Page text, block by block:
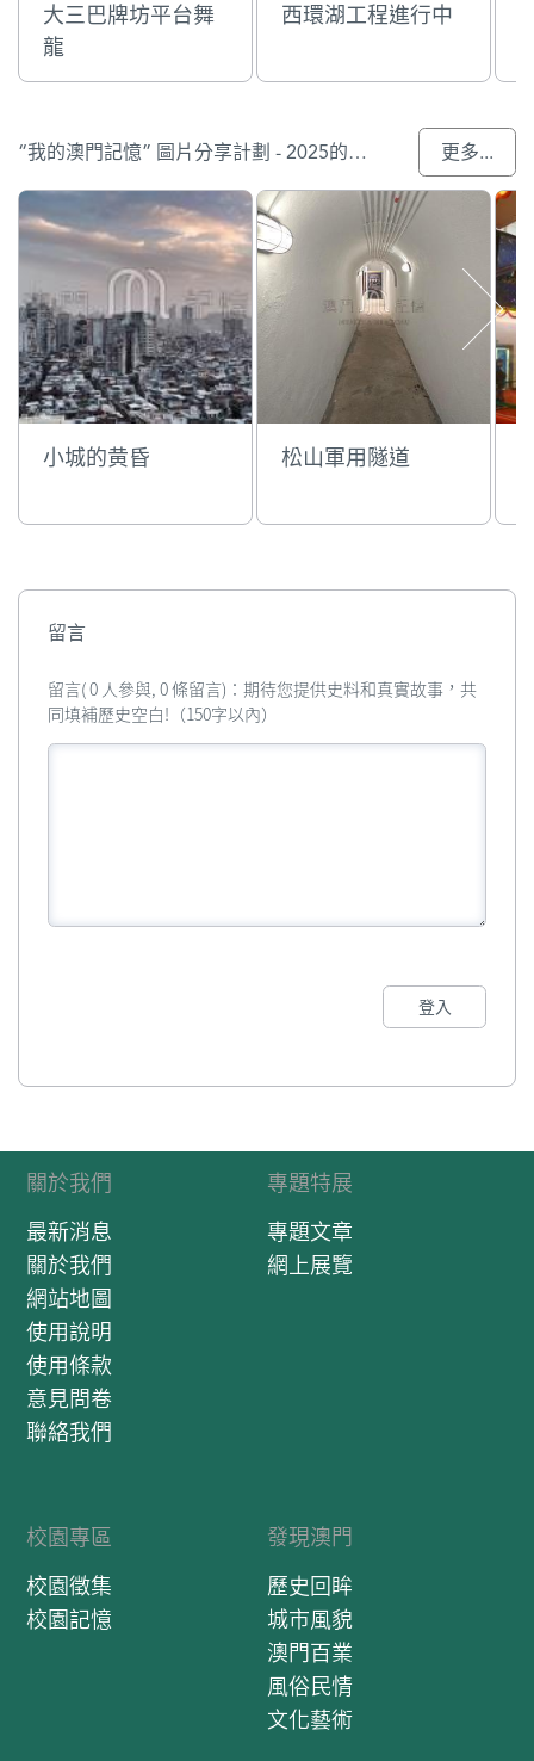
大三巴牌坊平台舞
龍
西環湖工程進行中
“我的澳門記憶” 圖片分享計劃 - 2025的參與作品 更多...
小城的黄昏 松山軍用隧道
留言
留言( 0 人參與, 0 條留言)：期待您提供史料和真實故事，共
同填補歷史空白!（150字以內）
登入
關於我們
最新消息
關於我們
網站地圖
使用說明
使用條款
意見問卷
聯絡我們
專題特展
專題文章
網上展覽
校園專區
校園徵集
校園記憶
發現澳門
歷史回眸
城市風貌
澳門百業
風俗民情
文化藝術